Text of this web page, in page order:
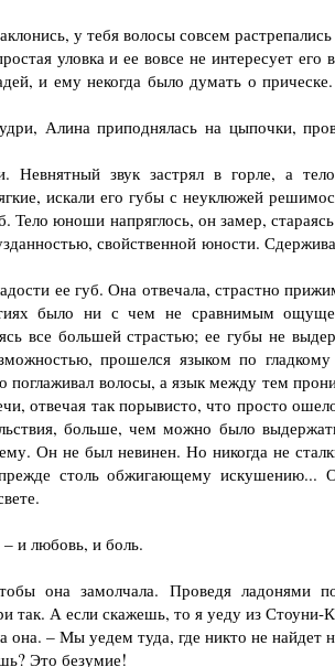
у тебя волосы совсем
уловка и ее вовсе не интересует
и ему некогда было думать о
Алина приподнялась на цыпочки,
звук застрял в горле, а тело
искали его губы с неуклюжей
Тело юноши напряглось, он замер,
свойственной юности.
ее губ. Она отвечала, страстно
было ни с чем не сравнимым
все большей страстью; ее губы не
прошелся языком по
волосы, а язык между тем
отвечая так порывисто, что просто
больше, чем можно было
Он не был невинен. Но никогда не
столь обжигающему искушению...
и любовь, и боль.
она замолчала. Проведя ладонями
так. А если скажешь, то я уеду из Стоуни-
– Мы уедем туда, где никто не найдет
Это безумие!